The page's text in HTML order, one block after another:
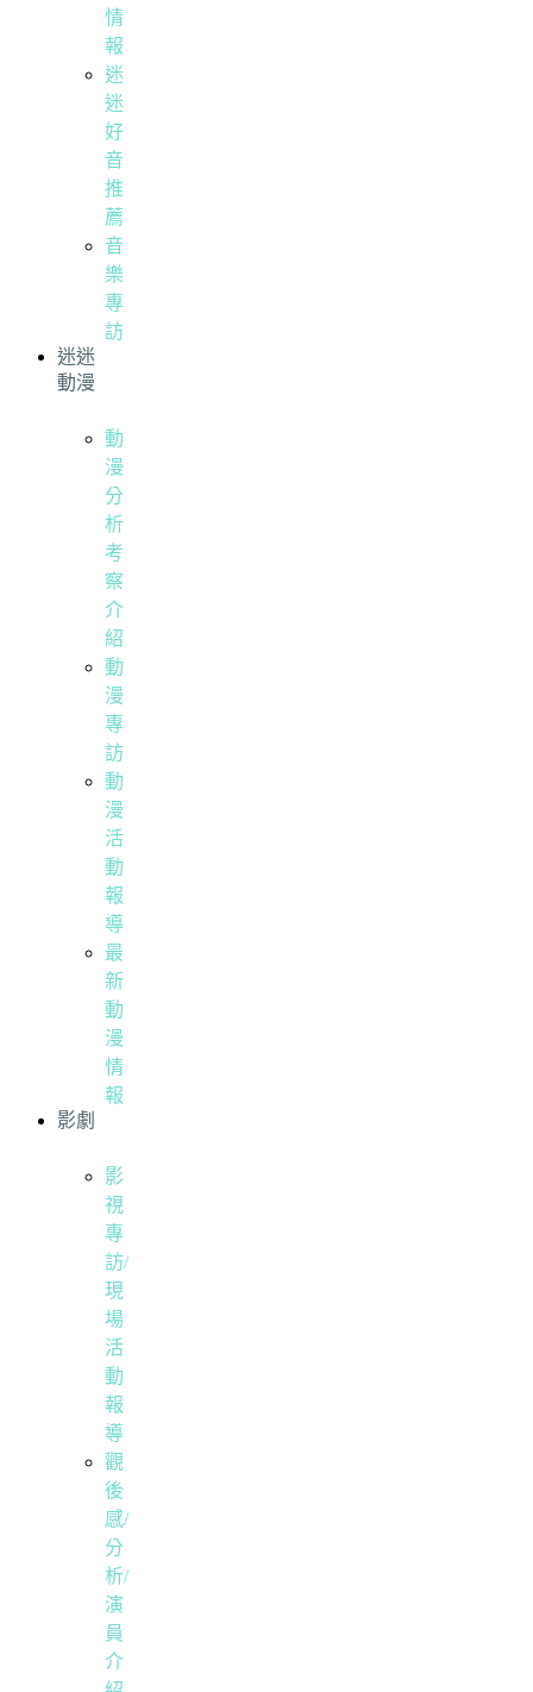
情
報
迷
迷
好
音
推
薦
音
樂
專
訪
迷迷
動漫
動
漫
分
析
考
察
介
紹
動
漫
專
訪
動
漫
活
動
報
導
最
新
動
漫
情
報
影劇
影
視
專
訪/
現
場
活
動
報
導
觀
後
感/
分
析/
演
員
介